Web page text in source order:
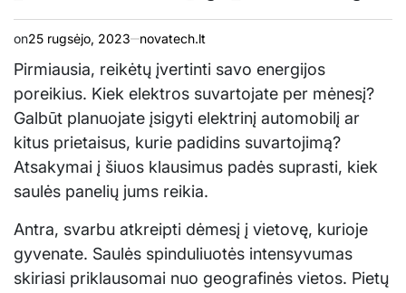
on25 rugsėjo, 2023 novatech.lt
Pirmiausia, reikėtų įvertinti savo energijos
poreikius. Kiek elektros suvartojate per mėnesį?
Galbūt planuojate įsigyti elektrinį automobilį ar
kitus prietaisus, kurie padidins suvartojimą?
Atsakymai į šiuos klausimus padės suprasti, kiek
saulės panelių jums reikia.
Antra, svarbu atkreipti dėmesį į vietovę, kurioje
gyvenate. Saulės spinduliuotės intensyvumas
skiriasi priklausomai nuo geografinės vietos. Pietų